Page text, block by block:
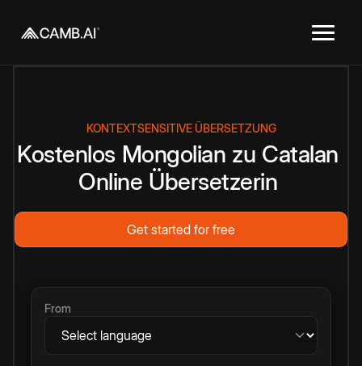
KONTEXTSENSITIVE ÜBERSETZUNG
Kostenlos Mongolian zu Catalan
Online Übersetzerin
Get started for free
From